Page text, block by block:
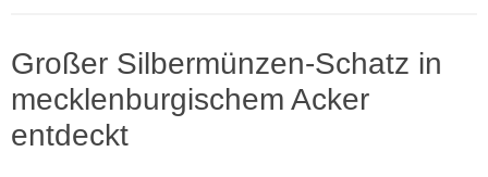
Großer Silbermünzen-Schatz in
mecklenburgischem Acker
entdeckt